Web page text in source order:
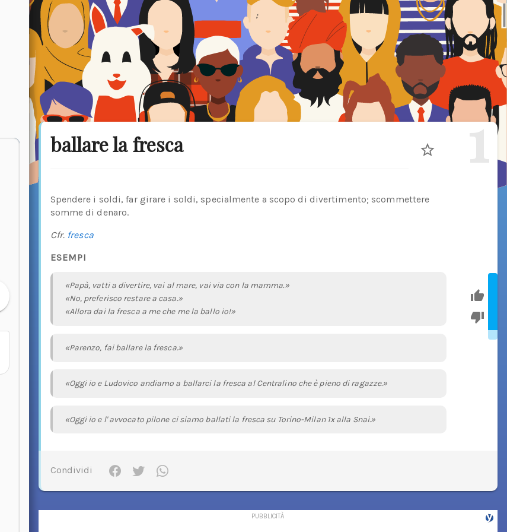
ballare la fresca 1
Spendere i soldi, far girare i soldi, specialmente a scopo di divertimento; scommettere
somme di denaro.
Cfr. fresca
ESEMPI
«Papà, vatti a divertire, vai al mare, vai via con la mamma.»
«No, preferisco restare a casa.»
«Allora dai la fresca a me che me la ballo io!»
«Parenzo, fai ballare la fresca.»
«Oggi io e Ludovico andiamo a ballarci la fresca al Centralino che è pieno di ragazze.»
«Oggi io e l' avvocato pilone ci siamo ballati la fresca su Torino-Milan 1x alla Snai.»
Condividi